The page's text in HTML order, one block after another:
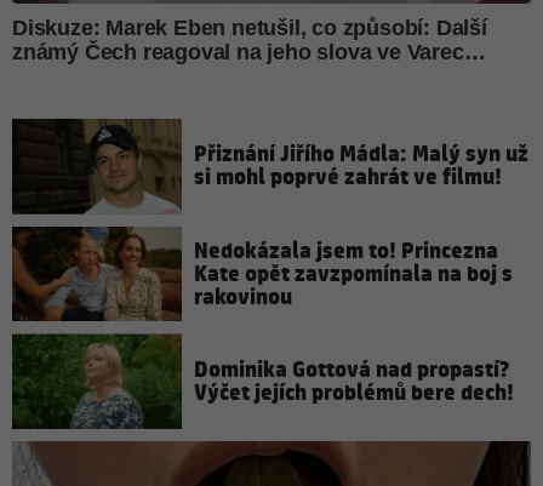
Přiznání Jiřího Mádla: Malý syn už
si mohl poprvé zahrát ve filmu!
Nedokázala jsem to! Princezna
Kate opět zavzpomínala na boj s
rakovinou
Dominika Gottová nad propastí?
Výčet jejích problémů bere dech!